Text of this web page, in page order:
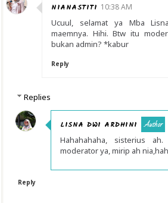
NIANASTITI 10:38 AM
Ucuul, selamat ya Mba
maemnya. Hihi. Btw itu
bukan admin? *kabur
Reply
Replies
LISNA DWI ARDHINI
Hahahahaha, sisterius
moderator ya, mirip ah
Reply